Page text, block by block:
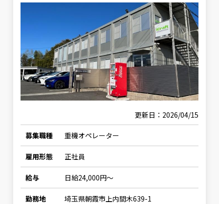
更新日：2026/04/15
募集職種 重機オペレーター
雇用形態 正社員
給与 日給24,000円〜
勤務地 埼玉県朝霞市上内間木639-1